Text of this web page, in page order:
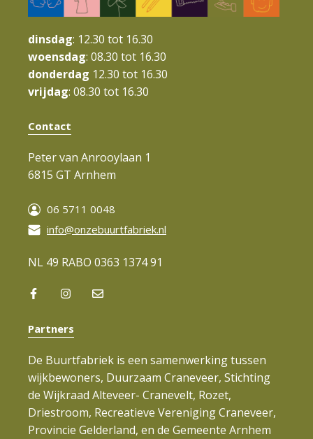
g
a
t
i
dinsdag: 12.30 tot 16.30
woensdag: 08.30 tot 16.30
donderdag 12.30 tot 16.30
vrijdag: 08.30 tot 16.30
Contact
Peter van Anrooylaan 1
6815 GT Arnhem
06 5711 0048
info@onzebuurtfabriek.nl
NL 49 RABO 0363 1374 91
Partners
De Buurtfabriek is een samenwerking tussen
wijkbewoners, Duurzaam Craneveer, Stichting
de Wijkraad Alteveer- Cranevelt, Rozet,
Driestroom, Recreatieve Vereniging Craneveer,
Provincie Gelderland, en de Gemeente Arnhem